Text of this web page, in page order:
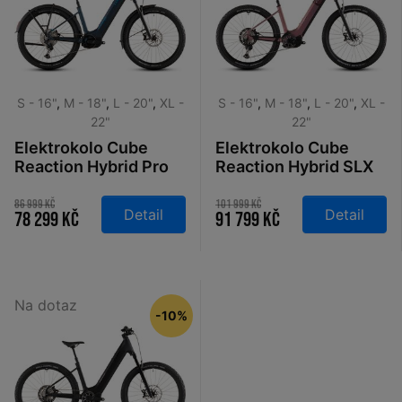
S - 16", M - 18", L - 20", XL -
22"
Elektrokolo Cube
Reaction Hybrid Pro
nebular´n´dazzle
2026
86 999 Kč
78 299 Kč Detail
S - 16", M - 18", L - 20", XL -
22"
Elektrokolo Cube
Reaction Hybrid SLX
shiftblush´n´art
2026
101 999 Kč
91 799 Kč Detail
Na dotaz
-10%